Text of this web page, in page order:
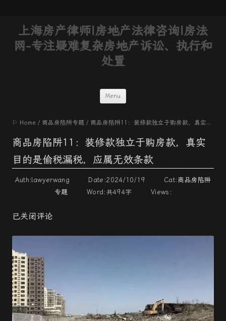
上海房产律师|房地产法律咨询|房法
网-专注疑难复杂房地产诉讼、执行和
处置
Menu
content
⚐ Home / 商品房陷阱专题 / 商品房陷阱11：装修款独立于购房款，真实目的是偷税漏税，应属无效条款
商品房陷阱11：装修款独立于购房款，真实
目的是偷税漏税，应属无效条款
Auth:lawyerwang Date:2024/10/19 Cat: 商品房陷阱
专题
Word: 共494字 Views:
已关闭评论